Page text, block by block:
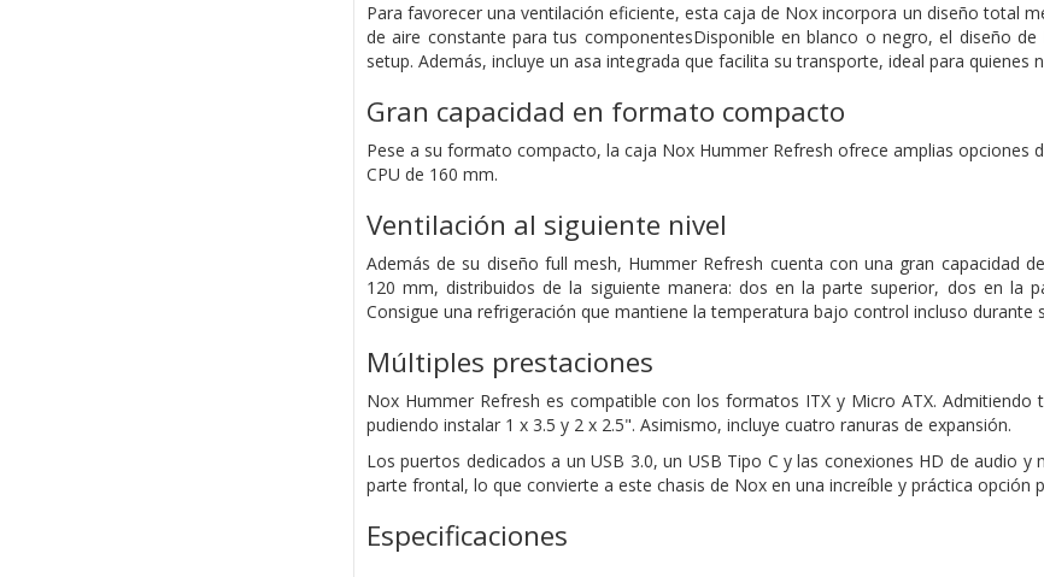
Para favorecer una ventilación eficiente, esta caja de Nox incorpora un diseño total
de aire constante para tus componentesDisponible en blanco o negro, el diseño
setup. Además, incluye un asa integrada que facilita su transporte, ideal para quienes
Gran capacidad en formato compacto
Pese a su formato compacto, la caja Nox Hummer Refresh ofrece amplias opciones
CPU de 160 mm.
Ventilación al siguiente nivel
Además de su diseño full mesh, Hummer Refresh cuenta con una gran capacidad
120 mm, distribuidos de la siguiente manera: dos en la parte superior, dos en la
Consigue una refrigeración que mantiene la temperatura bajo control incluso durante
Múltiples prestaciones
Nox Hummer Refresh es compatible con los formatos ITX y Micro ATX.
pudiendo instalar 1 x 3.5 y 2 x 2.5". Asimismo, incluye cuatro ranuras de expansión.
Los puertos dedicados a un USB 3.0, un USB Tipo C y las conexiones HD de audio
parte frontal, lo que convierte a este chasis de Nox en una increíble y práctica opción
Especificaciones